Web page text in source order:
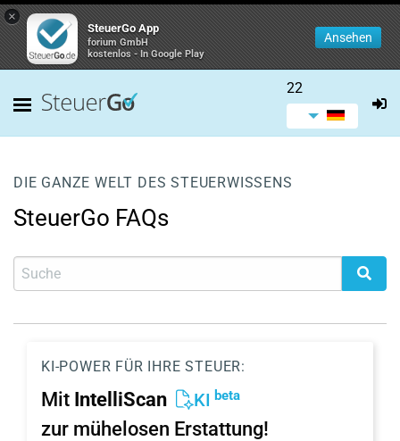
×
SteuerGo App
forium GmbH
kostenlos - In Google Play
Ansehen
22
DIE GANZE WELT DES STEUERWISSENS
SteuerGo FAQs
KI-POWER FÜR IHRE STEUER:
Mit IntelliScan KI beta
zur mühelosen Erstattung!